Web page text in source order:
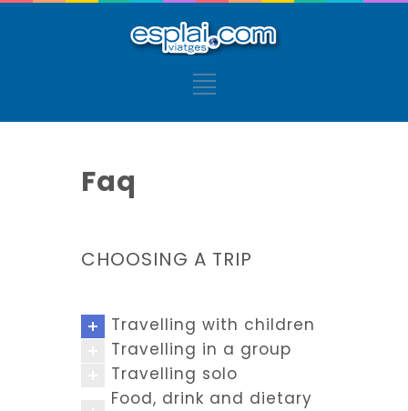
Faq
CHOOSING A TRIP
Travelling with children
Travelling in a group
Travelling solo
Food, drink and dietary